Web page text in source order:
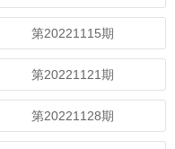
第20221115期
第20221121期
第20221128期